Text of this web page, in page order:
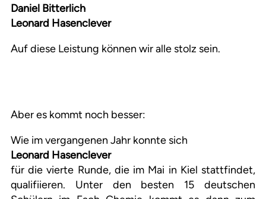
Daniel Bitterlich
Leonard Hasenclever
Auf diese Leistung können wir alle stolz sein.
Aber es kommt noch besser:
Wie im vergangenen Jahr konnte sich
Leonard Hasenclever
für die vierte Runde, die im Mai in Kiel stattfindet,
qualifiieren. Unter den besten 15 deutschen